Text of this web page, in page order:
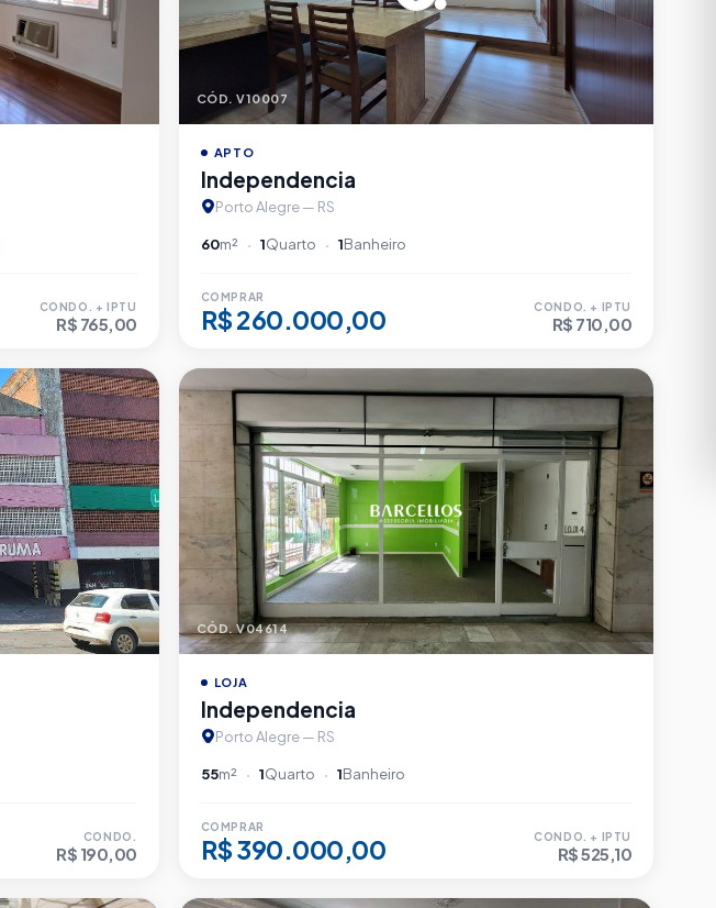
CONDO. + IPTU
R$ 765,00
CÓD. V10007
APTO
Independencia
Porto Alegre — RS
60m² 1Quarto 1Banheiro
COMPRAR
R$ 260.000,00 CONDO. + IPTU
R$ 710,00
CONDO.
R$ 190,00
CÓD. V04614
LOJA
Independencia
Porto Alegre — RS
55m² 1Quarto 1Banheiro
COMPRAR
R$ 390.000,00 CONDO. + IPTU
R$ 525,10